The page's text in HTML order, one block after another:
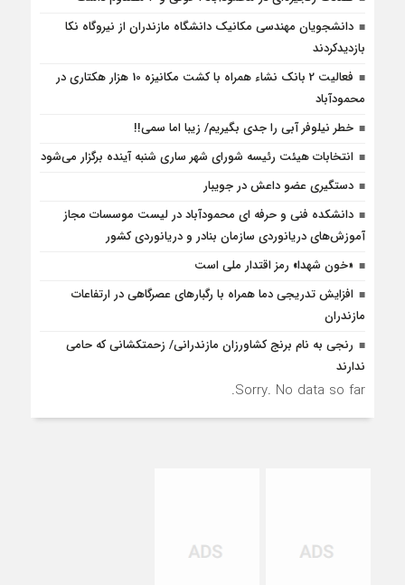
دانشجویان مهندسی مکانیک دانشگاه مازندران از نيروگاه نکا
بازديدكردند
فعالیت 2 بانک نشاء همراه با کشت مکانیزه 10 هزار هکتاری در
محمودآباد
خطر نیلوفر آبی را جدی بگیریم/ زیبا اما سمی!!
انتخابات هیئت رئیسه شورای شهر ساری شنبه آینده برگزار می‌شود
دستگیری عضو داعش در جویبار
دانشکده فنی و حرفه ای محمودآباد در لیست موسسات مجاز
آموزش‌های دریانوردی سازمان بنادر و دریانوردی کشور
«خون شهدا» رمز اقتدار ملی است
افزایش تدریجی دما همراه با رگبارهای عصرگاهی در ارتفاعات
مازندران
رنجی به نام برنج کشاورزان مازندرانی/ زحمتکشانی که حامی
ندارند
Sorry. No data so far.